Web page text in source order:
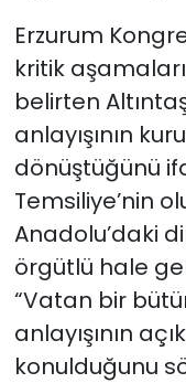
Erzurum
kritik
belirten
anlayışının
dönüştüğünü
Temsiliye’nin
Anadolu’daki
örgütlü hale
“Vatan bir
anlayışının
konulduğunu